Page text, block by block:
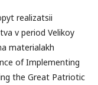
realizatsii
v period Velikoy
materialakh
of Implementing
the Great Patriotic